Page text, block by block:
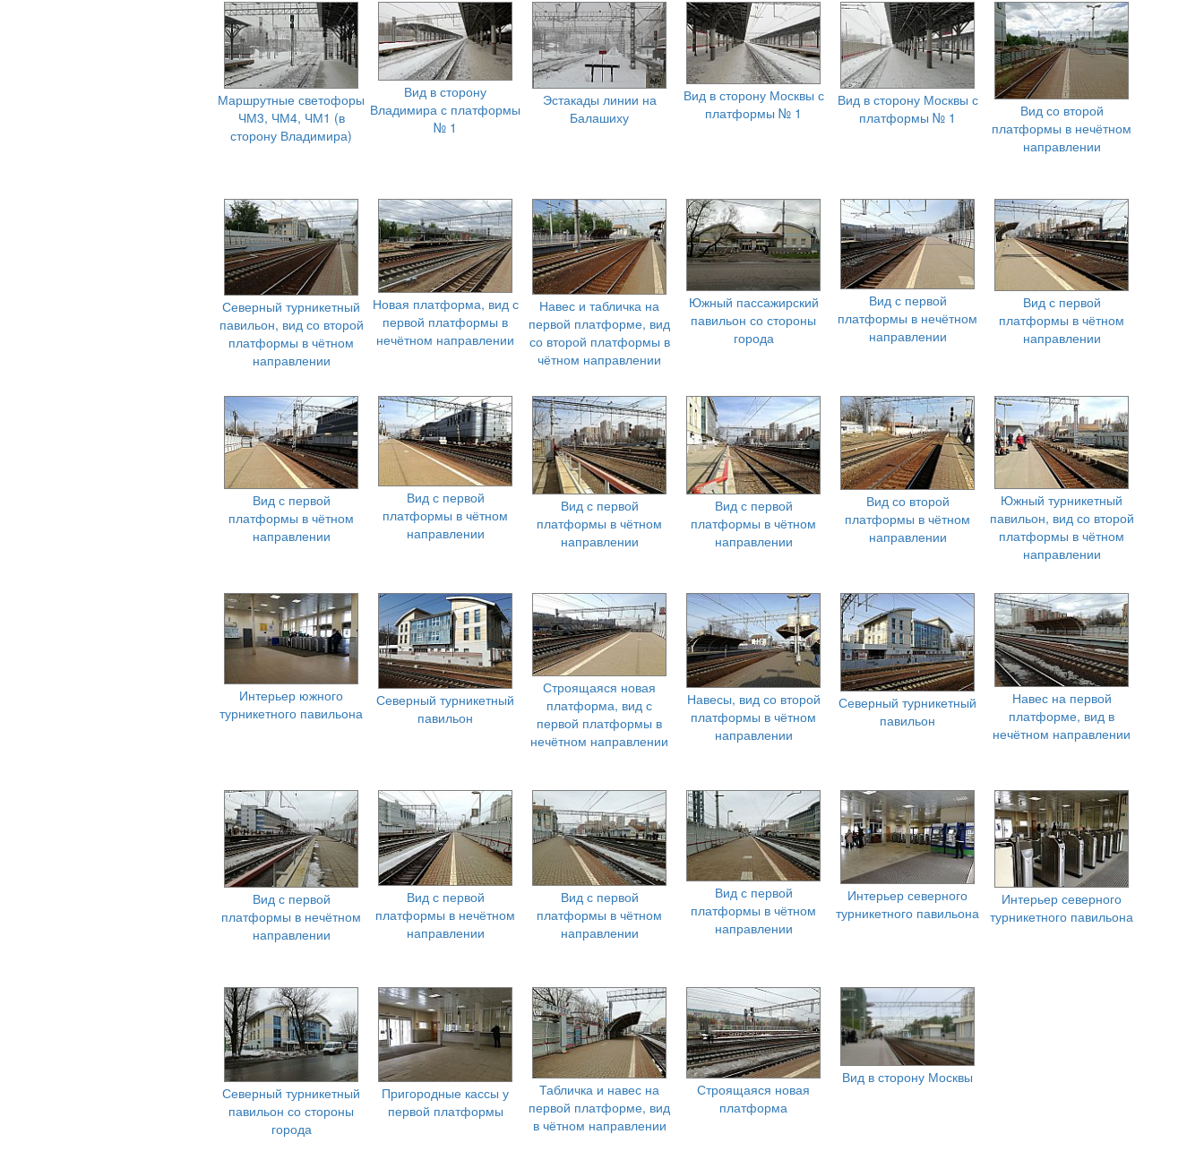
Маршрутные светофоры
ЧМ3, ЧМ4, ЧМ1 (в
сторону Владимира)
Вид в сторону
Владимира с платформы
№ 1
Эстакады линии на
Балашиху
Вид в сторону Москвы с
платформы № 1
Вид в сторону Москвы с
платформы № 1
Вид со второй
платформы в нечётном
направлении
Северный турникетный
павильон, вид со второй
платформы в чётном
направлении
Новая платформа, вид с
первой платформы в
нечётном направлении
Навес и табличка на
первой платформе, вид
со второй платформы в
чётном направлении
Южный пассажирский
павильон со стороны
города
Вид с первой
платформы в нечётном
направлении
Вид с первой
платформы в чётном
направлении
Вид с первой
платформы в чётном
направлении
Вид с первой
платформы в чётном
направлении
Вид с первой
платформы в чётном
направлении
Вид с первой
платформы в чётном
направлении
Вид со второй
платформы в чётном
направлении
Южный турникетный
павильон, вид со второй
платформы в чётном
направлении
Интерьер южного
турникетного павильона
Северный турникетный
павильон
Строящаяся новая
платформа, вид с
первой платформы в
нечётном направлении
Навесы, вид со второй
платформы в чётном
направлении
Северный турникетный
павильон
Навес на первой
платформе, вид в
нечётном направлении
Вид с первой
платформы в нечётном
направлении
Вид с первой
платформы в нечётном
направлении
Вид с первой
платформы в чётном
направлении
Вид с первой
платформы в чётном
направлении
Интерьер северного
турникетного павильона
Интерьер северного
турникетного павильона
Северный турникетный
павильон со стороны
города
Пригородные кассы у
первой платформы
Табличка и навес на
первой платформе, вид
в чётном направлении
Строящаяся новая
платформа
Вид в сторону Москвы